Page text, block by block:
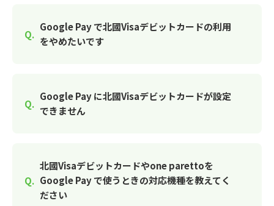
Google Pay で北國Visaデビットカードの利用
をやめたいです
Google Pay に北國Visaデビットカードが設定
できません
北國Visaデビットカードやone parettoを
Google Pay で使うときの対応機種を教えてく
ださい